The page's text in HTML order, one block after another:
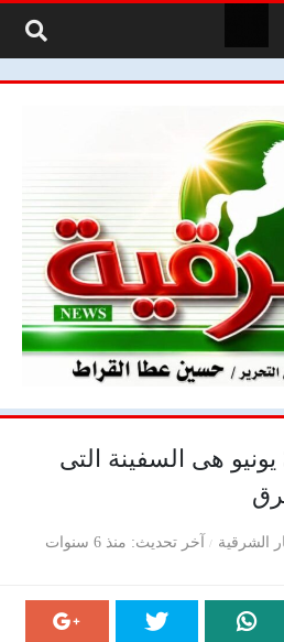
الشرقية»: 30 يونيو هى السفينة التى
الشرقية آخر تحديث منذ 6 سنوات